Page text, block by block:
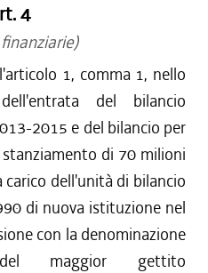
4
1, comma 1, nello
del bilancio
2015 e del bilancio per
di 70 milioni
dell'unità di bilancio
di nuova istituzione nel
con la denominazione
del maggior gettito